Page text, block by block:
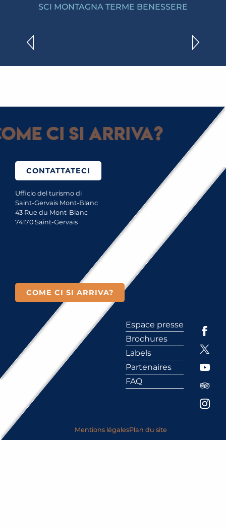
SCI MONTAGNA TERME BENESSERE
AREE NATURALI PROTETTE
LEGGI TUTTO
ci si arriva?
CONTATTATECI
Ufficio del turismo di
Saint-Gervais Mont-Blanc
43 Rue du Mont-Blanc
74170 Saint-Gervais
COME CI SI ARRIVA?
Espace presse
Brochures
Labels
Partenaires
FAQ
Mentions légalesPlan du site